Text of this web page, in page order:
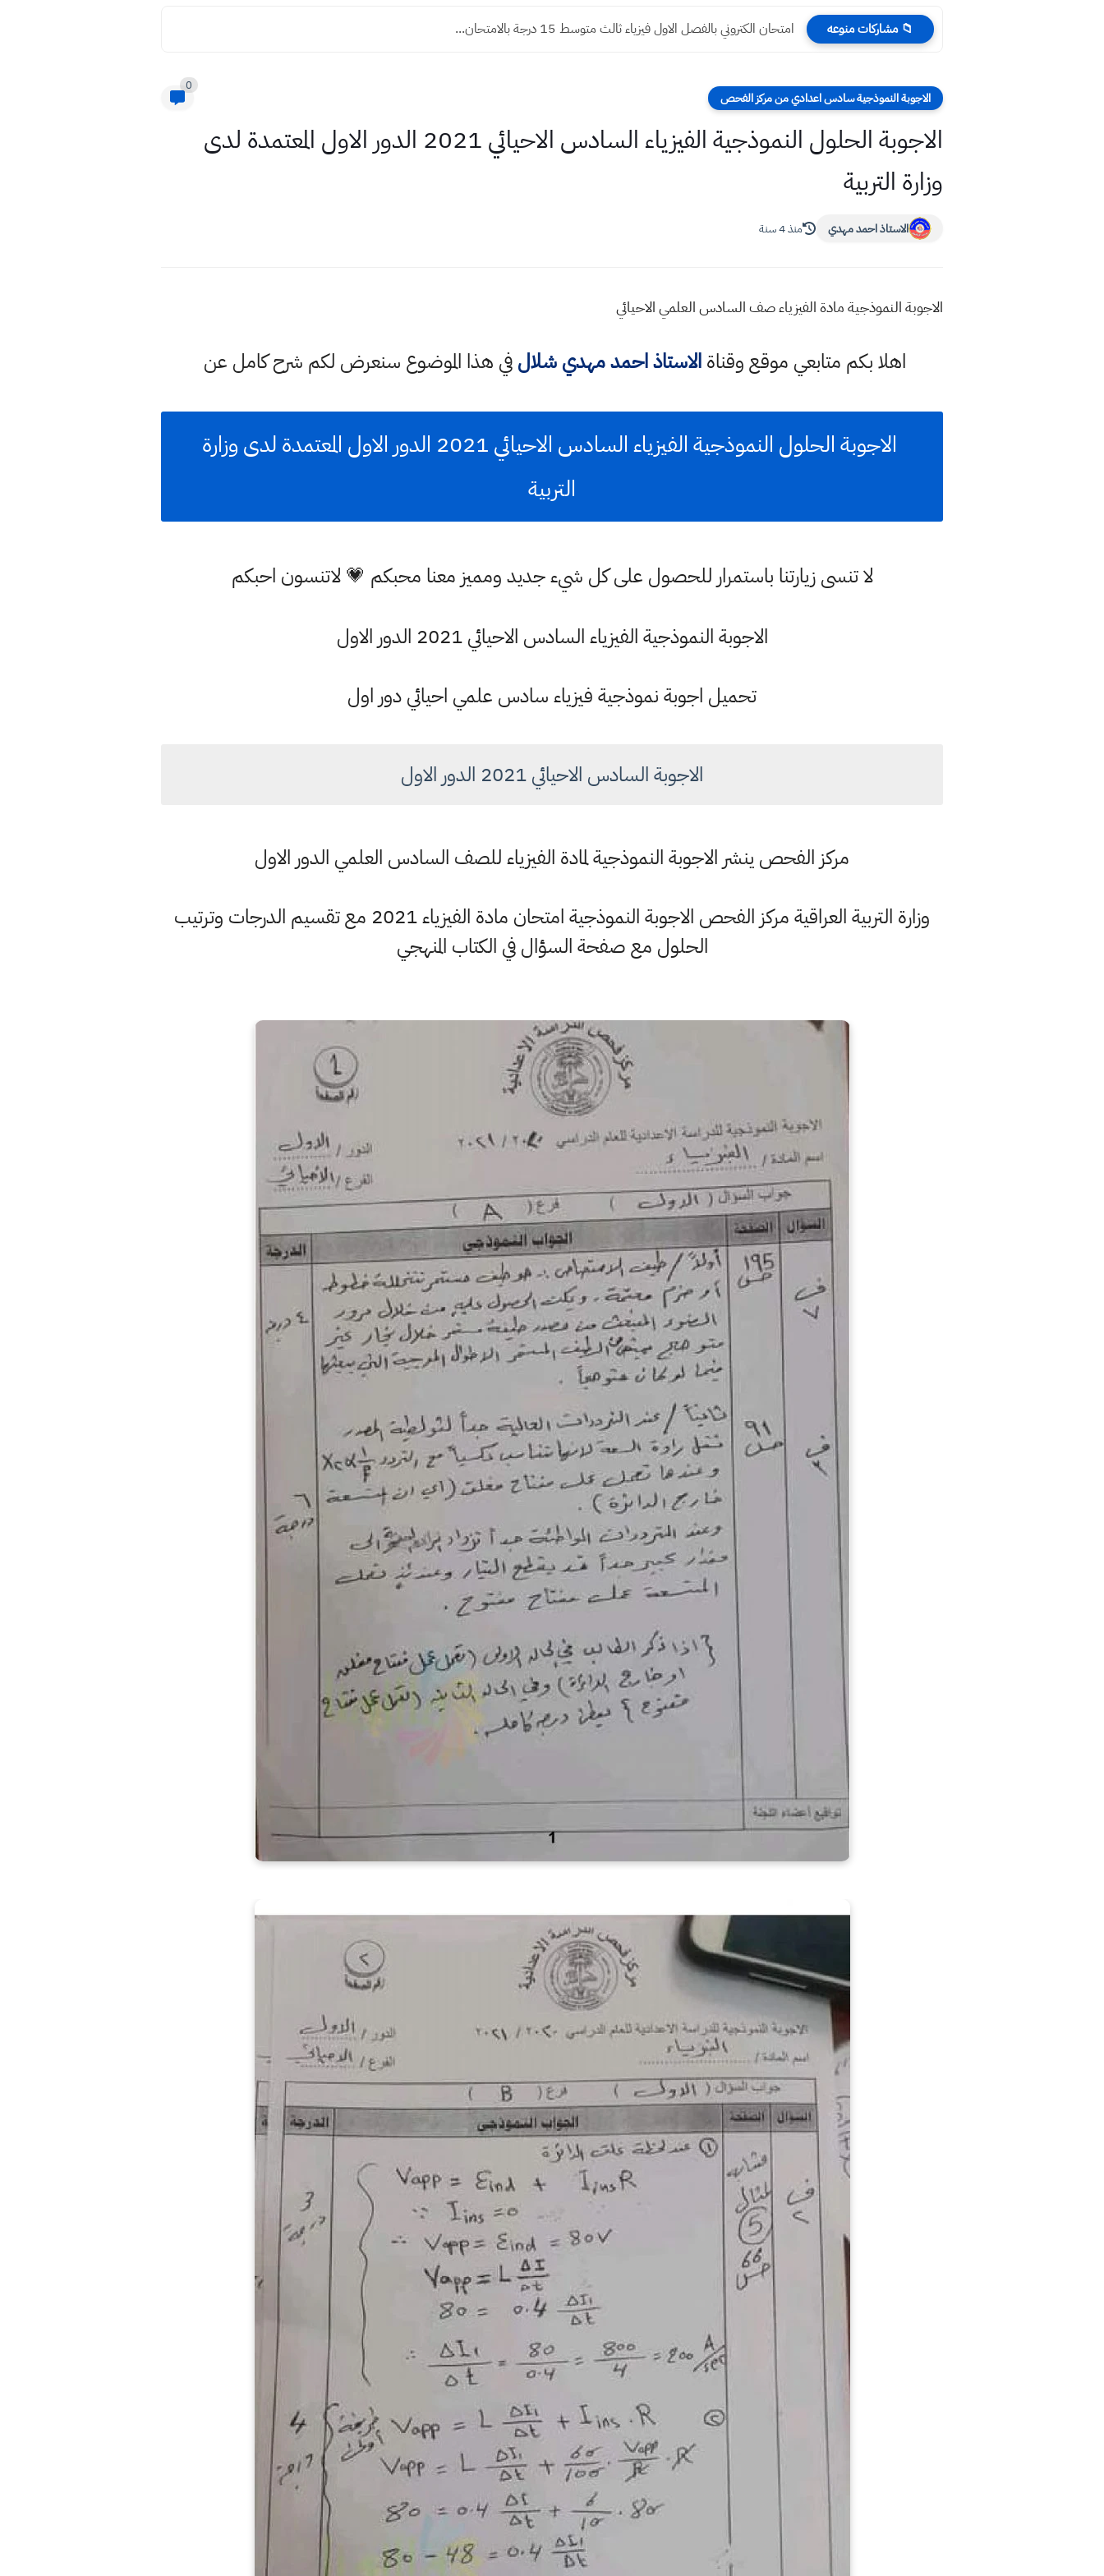
📁 مشاركات منوعه امتحان الكتروني بالفصل الاول فيزياء ثالث متوسط 15 درجة بالامتحان...
الاجوبة النموذجية سادس اعدادي من مركز الفحص
0
الاجوبة الحلول النموذجية الفيزياء السادس الاحيائي 2021 الدور الاول المعتمدة لدى
وزارة التربية
الاستاذ احمد مهدي منذ 4 سنة
الاجوبة النموذجية مادة الفيزياء صف السادس العلمي الاحيائي
اهلا بكم متابعي موقع وقناةالاستاذ احمد مهدي شلالفي هذا الموضوع سنعرض لكم شرح كامل عن
الاجوبة الحلول النموذجية الفيزياء السادس الاحيائي 2021 الدور الاول المعتمدة لدى وزارة
التربية
لا تنسى زيارتنا باستمرار للحصول على كل شيء جديد ومميز معنا محبكم 💗 لاتنسون احبكم
الاجوبة النموذجية الفيزياء السادس الاحيائي 2021 الدور الاول
تحميل اجوبة نموذجية فيزياء سادس علمي احيائي دور اول
الاجوبة السادس الاحيائي 2021 الدور الاول
مركز الفحص ينشر الاجوبة النموذجية لمادة الفيزياء للصف السادس العلمي الدور الاول
وزارة التربية العراقية مركز الفحص الاجوبة النموذجية امتحان مادة الفيزياء 2021 مع تقسيم الدرجات وترتيب
الحلول مع صفحة السؤال في الكتاب المنهجي